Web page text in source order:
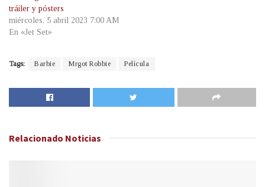
tráiler y pósters
miércoles, 5 abril 2023 7:00 AM
En «Jet Set»
Tags: Barbie Mrgot Robbie Película
Relacionado Noticias